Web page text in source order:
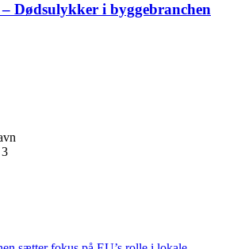
Dødsulykker i byggebranchen